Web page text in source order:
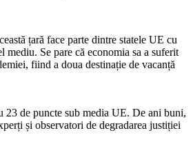
țară face parte dintre statele UE cu
mediu. Se pare că economia sa a suferit
fiind a doua destinație de vacanță
de puncte sub media UE. De ani buni,
și observatori de degradarea justiției